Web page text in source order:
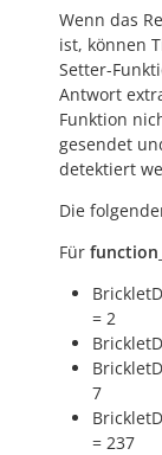
Wenn das
ist, können
Setter-
Antwort
Funktion
gesendet
detektiert
Die
Für
= 2
7
= 237